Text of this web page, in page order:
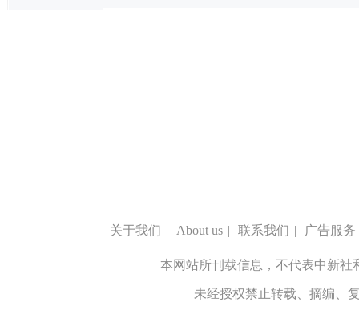
关于我们 | About us | 联系我们 | 广告服务
本网站所刊载信息，不代表中新
未经授权禁止转载、摘编、